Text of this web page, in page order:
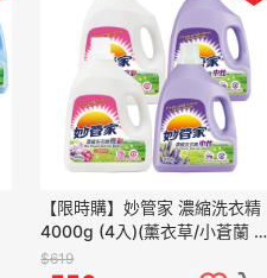
【限時購】妙管家 濃縮洗衣精
4000g (4入)(薰衣草/小蒼蘭 兩
款任選)
$619